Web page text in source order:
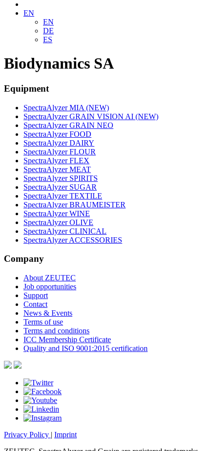
EN
EN
DE
ES
Biodynamics SA
Equipment
SpectraAlyzer MIA (NEW)
SpectraAlyzer GRAIN VISION AI (NEW)
SpectraAlyzer GRAIN NEO
SpectraAlyzer FOOD
SpectraAlyzer DAIRY
SpectraAlyzer FLOUR
SpectraAlyzer FLEX
SpectraAlyzer MEAT
SpectraAlyzer SPIRITS
SpectraAlyzer SUGAR
SpectraAlyzer TEXTILE
SpectraAlyzer BRAUMEISTER
SpectraAlyzer WINE
SpectraAlyzer OLIVE
SpectraAlyzer CLINICAL
SpectraAlyzer ACCESSORIES
Company
About ZEUTEC
Job opportunities
Support
Contact
News & Events
Terms of use
Terms and conditions
ICC Membership Certificate
Quality and ISO 9001:2015 certification
Privacy Policy | Imprint